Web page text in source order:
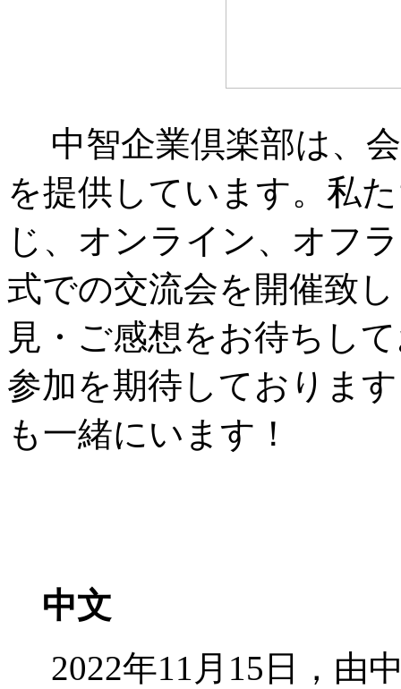
中智企業倶楽部は、
を提供しています。私
じ、オンライン、オフ
式での交流会を開催致
見・ご感想をお待ちし
参加を期待しておりま
も一緒にいます！
中文
2022年11月15日，由